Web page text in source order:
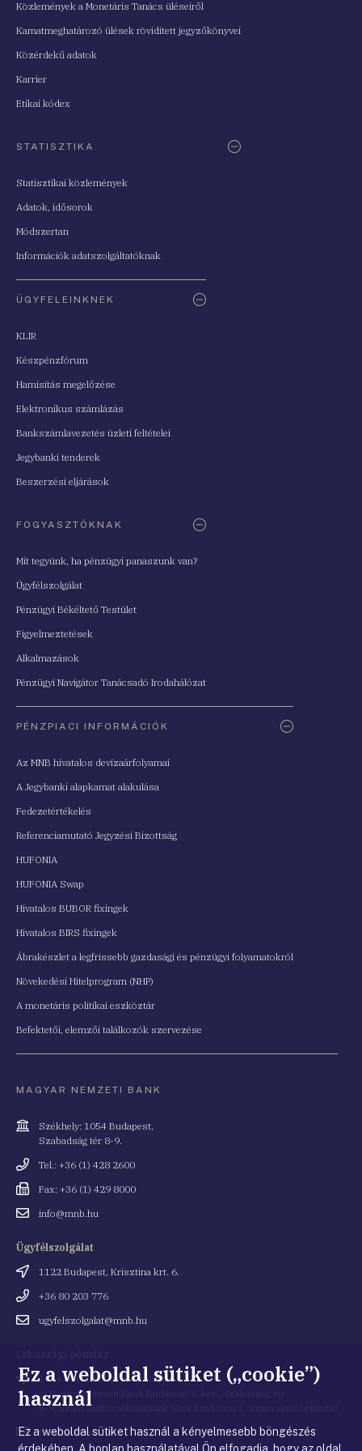
Közlemények a Monetáris Tanács üléseiről
Kamatmeghatározó ülések rövidített jegyzőkönyvei
Közérdekű adatok
Karrier
Etikai kódex
STATISZTIKA
Statisztikai közlemények
Adatok, idősorok
Módszertan
Információk adatszolgáltatóknak
ÜGYFELEINKNEK
KLIR
Készpénzfórum
Hamisítás megelőzése
Elektronikus számlázás
Bankszámlavezetés üzleti feltételei
Jegybanki tenderek
Beszerzési eljárások
FOGYASZTÓKNAK
Mit tegyünk, ha pénzügyi panaszunk van?
Ügyfélszolgálat
Pénzügyi Békéltető Testület
Figyelmeztetések
Alkalmazások
Pénzügyi Navigátor Tanácsadó Irodahálózat
PÉNZPIACI INFORMÁCIÓK
Az MNB hivatalos devizaárfolyamai
A Jegybanki alapkamat alakulása
Fedezetértékelés
Referenciamutató Jegyzési Bizottság
HUFONIA
HUFONIA Swap
Hivatalos BUBOR fixingek
Hivatalos BIRS fixingek
Ábrakészlet a legfrissebb gazdasági és pénzügyi folyamatokról
Növekedési Hitelprogram (NHP)
A monetáris politikai eszköztár
Befektetői, elemzői találkozók szervezése
MAGYAR NEMZETI BANK
Cím
Székhely: 1054 Budapest,
Szabadság tér 8-9.
Telefonszám
Tel.: +36 (1) 428 2600
Fax
Fax: +36 (1) 429 8000
Emailinfo@mnb.hu
Ügyfélszolgálat
Cím
1122 Budapest, Krisztina krt. 6.
Telefonszám
+36 80 203 776
Emailugyfelszolgalat@mnb.hu
Cím 1054 Budapest, Kiss Ernő utca 1.
(a Magyar Nemzeti Bank Budapest V. ker., Szabadság tér
8-9. szám alatti székházának Kiss Ernő utca 1. szám alatti bejárata)
Email
cím
penztar@mnb.hu
Ez a weboldal sütiket („cookie”)
használ
Ez a weboldal sütiket használ a kényelmesebb böngészés
érdekében. A honlap használatával Ön elfogadja, hogy az oldal